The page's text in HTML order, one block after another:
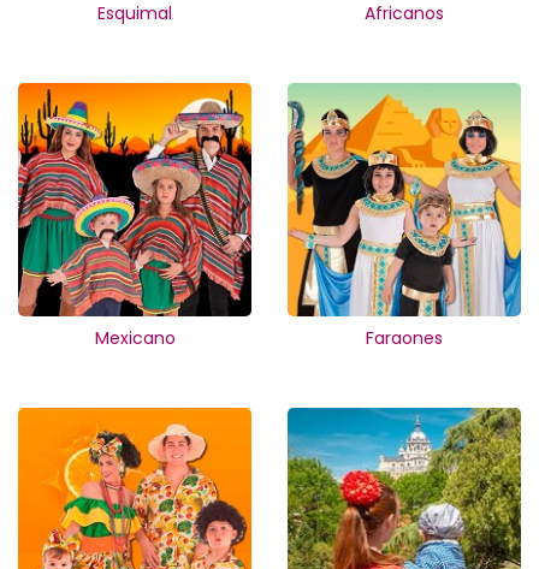
Esquimal Africanos
Mexicano Faraones